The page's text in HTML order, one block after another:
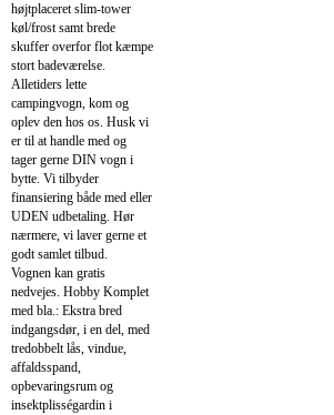
højtplaceret slim-tower
køl/frost samt brede
skuffer overfor flot kæmpe
stort badeværelse.
Alletiders lette
campingvogn, kom og
oplev den hos os. Husk vi
er til at handle med og
tager gerne DIN vogn i
bytte. Vi tilbyder
finansiering både med eller
UDEN udbetaling. Hør
nærmere, vi laver gerne et
godt samlet tilbud.
Vognen kan gratis
nedvejes. Hobby Komplet
med bla.: Ekstra bred
indgangsdør, i en del, med
tredobbelt lås, vindue,
affaldsspand,
opbevaringsrum og
insektplisségardin i